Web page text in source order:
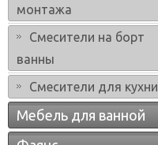
монтажа
Смесители на борт
ванны
Смесители для кухни
Мебель для ванной